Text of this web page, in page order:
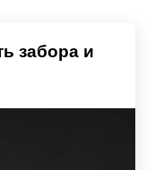
забора и